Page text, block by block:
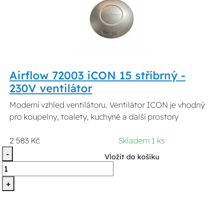
Airflow 72003 iCON 15 stříbrný -
230V ventilátor
Moderní vzhled ventilátoru. Ventilátor ICON je vhodný
pro koupelny, toalety, kuchyně a další prostory
2 583 Kč
Skladem 1 ks
-
+
Vložit do košíku